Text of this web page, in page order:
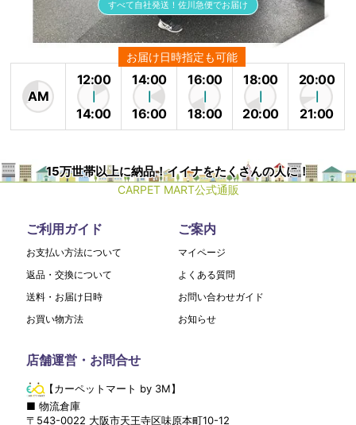
すべて自社発送！佐川急便でお届け
お届け日時指定も可能
AM
12:00
14:00
14:00
16:00
16:00
18:00
18:00
20:00
20:00
21:00
15万世帯以上に納品！イイナをたくさんの人に！
CARPET MART公式通販
ご利用ガイド
お支払い方法について
返品・交換について
送料・お届け日時
お買い物方法
ご案内
マイページ
よくある質問
お問い合わせガイド
お知らせ
店舗運営・お問合せ
【カーペットマート by 3M】
■ 物流倉庫
〒 543-0022 大阪市天王寺区味原本町10-12